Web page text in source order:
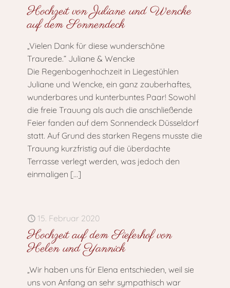
Hochzeit von Juliane und Wencke
auf dem Sonnendeck
„Vielen Dank für diese wunderschöne
Traurede.“ Juliane & Wencke
Die Regenbogenhochzeit in Liegestühlen
Juliane und Wencke, ein ganz zauberhaftes,
wunderbares und kunterbuntes Paar! Sowohl
die freie Trauung als auch die anschließende
Feier fanden auf dem Sonnendeck Düsseldorf
statt. Auf Grund des starken Regens musste die
Trauung kurzfristig auf die überdachte
Terrasse verlegt werden, was jedoch den
einmaligen […]
15. Februar 2020
Hochzeit auf dem Sieferhof von
Helen und Yannick
„Wir haben uns für Elena entschieden, weil sie
uns von Anfang an sehr sympathisch war